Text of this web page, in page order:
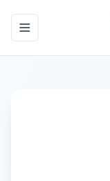
Toggle